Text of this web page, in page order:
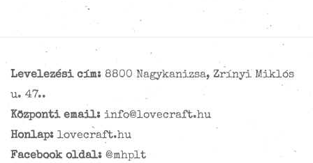
Levelezési cím: 8800 Nagykanizsa, Zrínyi Miklós
u. 47..
Központi email: info@lovecraft.hu
Honlap: lovecraft.hu
Facebook oldal: @mhplt